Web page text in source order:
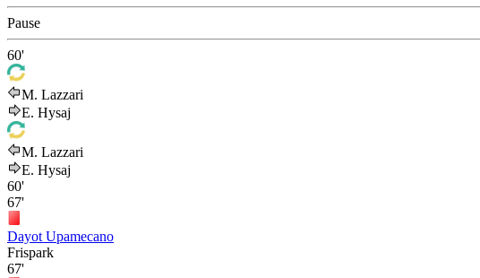
Pause
60'
M. Lazzari
E. Hysaj
M. Lazzari
E. Hysaj
60'
67'
Dayot Upamecano
Frispark
67'